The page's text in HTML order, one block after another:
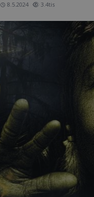
8.5.2024 3.4tis